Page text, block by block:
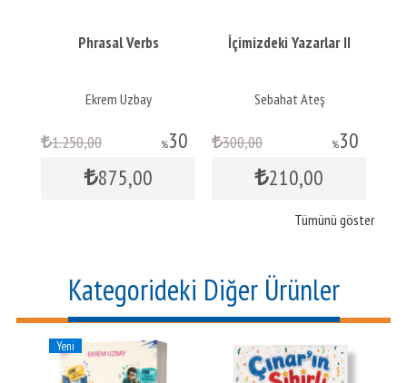
Phrasal Verbs
Ekrem Uzbay
%30
1.250,00
875,00
İçimizdeki Yazarlar II
Sebahat Ateş
%30
300,00
210,00
Tümünü göster
Kategorideki Diğer Ürünler
Yeni